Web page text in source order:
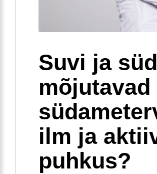
Suvi ja
mõjutavad
ilm ja
puhkus?